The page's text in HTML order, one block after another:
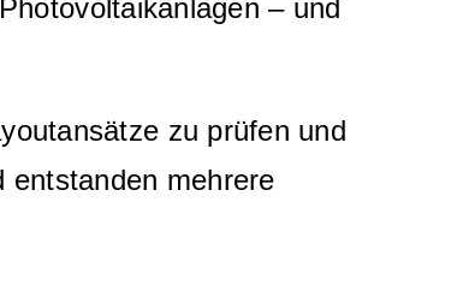
– und
zu prüfen und
entstanden mehrere